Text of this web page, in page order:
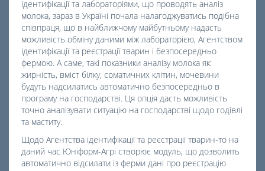
ідентифікації та лабораторіями, що проводять аналіз
молока, зараз в Україні почала налагоджуватись подібна
співпраця, що в найближчому майбутньому надасть
можливість обміну даними між лабораторією, Агентством
ідентифікації та реєстрації тварин і безпосередньо
фермою. А саме, такі показники аналізу молока як:
жирність, вміст білку, соматичних клітин, мочевини
будуть надсилатись автоматично безпосередньо в
програму на господарстві. Ця опція дасть можливість
точно аналізувати ситуацію на господарстві щодо годівлі
та маститу.
Щодо Агентства ідентифікації та реєстрації тварин-то на
даний час Юніформ-Агрі створює модуль, що дозволить
автоматично відсилати із ферми дані про реєстрацію